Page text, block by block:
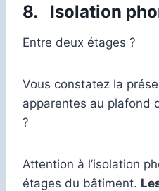
8. Isolation
Entre deux étages ?
Vous constatez la
apparentes au plafond
?
Attention à l’isolation
étages du bâtiment.